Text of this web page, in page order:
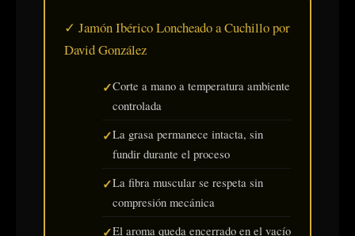
✓ Jamón Ibérico Loncheado a Cuchillo por
David González
Corte a mano a temperatura ambiente
controlada
La grasa permanece intacta, sin
fundir durante el proceso
La fibra muscular se respeta sin
compresión mecánica
El aroma queda encerrado en el vacío